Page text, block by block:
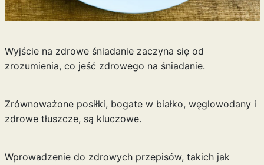
Wyjście na zdrowe śniadanie zaczyna się od
zrozumienia, co jeść zdrowego na śniadanie.
Zrównoważone posiłki, bogate w białko, węglowodany i
zdrowe tłuszcze, są kluczowe.
Wprowadzenie do zdrowych przepisów, takich jak